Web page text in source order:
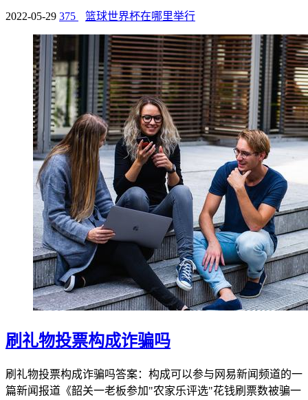
2022-05-29 375 篮球世界杯在哪里举行
刷礼物投票构成诈骗吗
刷礼物投票构成诈骗吗答案：构成可以参与网易新闻频道的一
篇新闻报道《韶关一老板参加"农家乐评选"花钱刷票数被骗一